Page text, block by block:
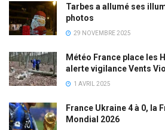
Tarbes a allumé ses
photos
29 NOVEMBRE 2025
Météo France place les
alerte vigilance Vents
1 AVRIL 2025
France Ukraine 4 à 0, la
Mondial 2026